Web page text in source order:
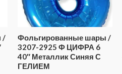
/
Фольгированные шары /
3207-2925 Ф ЦИФРА 6
40″ Металлик Синяя С
ГЕЛИЕМ